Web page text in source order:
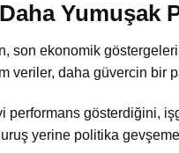
Yumuşak
son ekonomik
veriler, daha güvercin bir
gösterdiğini,
yerine politika